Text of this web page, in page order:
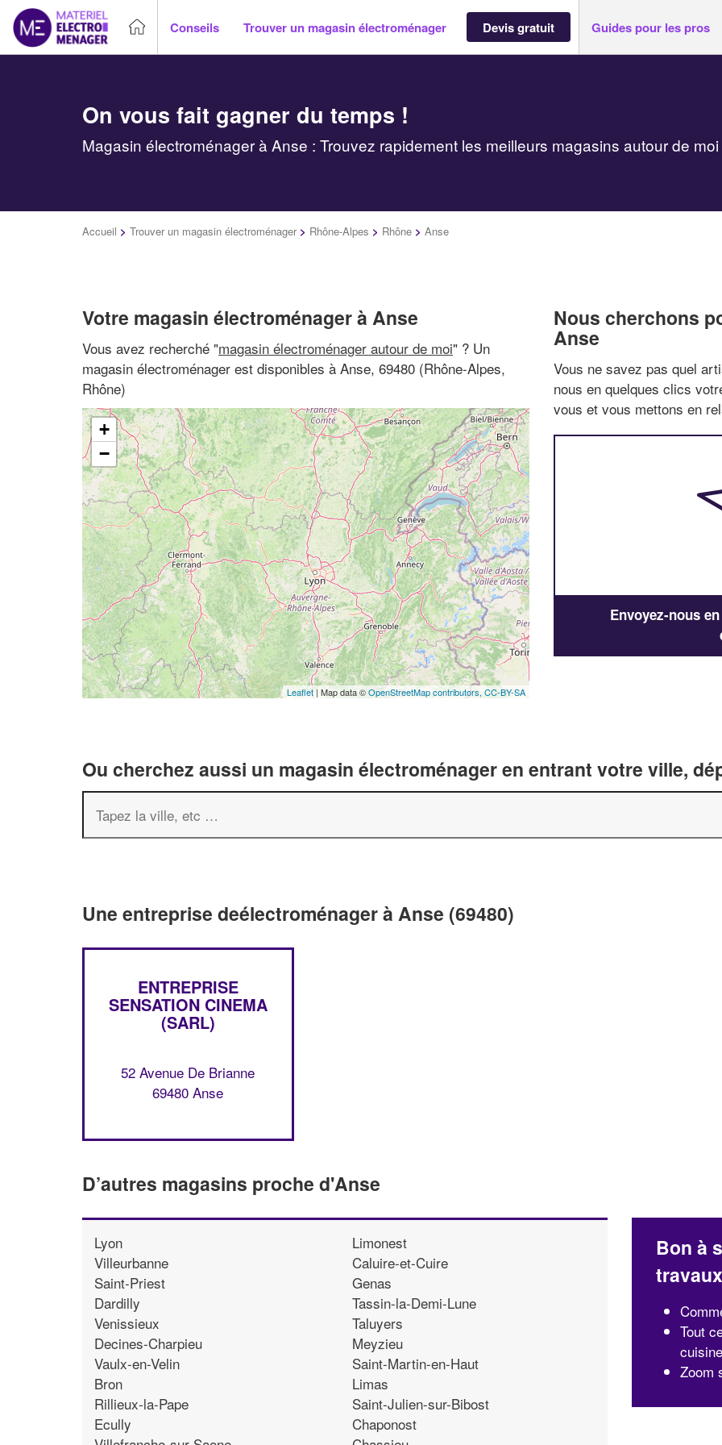
Conseils Trouver un magasin électroménager Devis gratuit Guides pour les pros
On vous fait gagner du temps !
Magasin électroménager à Anse : Trouvez rapidement les meilleurs magasins autour de moi
Accueil > Trouver un magasin électroménager > Rhône-Alpes > Rhône > Anse
Votre magasin électroménager à Anse
Vous avez recherché "magasin électroménager autour de moi" ? Un
magasin électroménager est disponibles à Anse, 69480 (Rhône-Alpes,
Rhône)
+
−
Leaflet | Map data ©OpenStreetMap contributors, CC-BY-SA
Nous cherchons
Anse
Vous ne savez pas quel
nous en quelques clics
vous et vous mettons en
Envoyez-nous
Ou cherchez aussi un magasin électroménager en entrant votre ville,
Une entreprise deélectroménager à Anse (69480)
ENTREPRISE
SENSATION CINEMA
(SARL)
52 Avenue De Brianne
69480 Anse
D’autres magasins proche d'Anse
Lyon
Villeurbanne
Saint-Priest
Dardilly
Venissieux
Decines-Charpieu
Vaulx-en-Velin
Bron
Rillieux-la-Pape
Ecully
Limonest
Caluire-et-Cuire
Genas
Tassin-la-Demi-Lune
Taluyers
Meyzieu
Saint-Martin-en-Haut
Limas
Saint-Julien-sur-Bibost
Chaponost
Bon à
travaux
Tout
cuisine
Zoom